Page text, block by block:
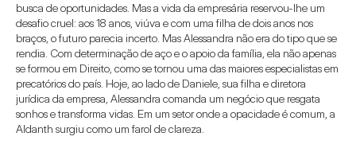
busca de oportunidades. Mas a vida da empresária reservou-lhe um
desafio cruel: aos 18 anos, viúva e com uma filha de dois anos nos
braços, o futuro parecia incerto. Mas Alessandra não era do tipo que se
rendia. Com determinação de aço e o apoio da família, ela não apenas
se formou em Direito, como se tornou uma das maiores especialistas em
precatórios do país. Hoje, ao lado de Daniele, sua filha e diretora
jurídica da empresa, Alessandra comanda um negócio que resgata
sonhos e transforma vidas. Em um setor onde a opacidade é comum, a
Aldanth surgiu como um farol de clareza.